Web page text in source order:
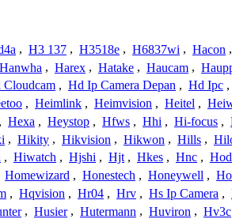
, H3 137 , H3518e , H6837wi , Hacon ,
Hanwha , Harex , Hatake , Haucam ,
Cloudcam , Hd Ip Camera Depan , Hd Ipc ,
, Heimlink , Heimvision , Heitel ,
, Hexa , Heystop , Hfws , Hhi , Hi-focus ,
, Hikity , Hikvision , Hikwon , Hills ,
, Hiwatch , Hjshi , Hjt , Hkes , Hnc ,
Homewizard , Honestech , Honeywell ,
, Hqvision , Hr04 , Hrv , Hs Ip Camera ,
, Husier , Hutermann , Huviron , Hv3c